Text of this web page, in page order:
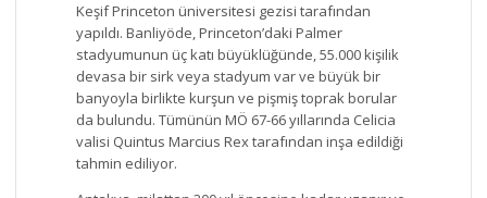
Keşif Princeton üniversitesi gezisi tarafından
yapıldı. Banliyöde, Princeton’daki Palmer
stadyumunun üç katı büyüklüğünde, 55.000 kişilik
devasa bir sirk veya stadyum var ve büyük bir
banyoyla birlikte kurşun ve pişmiş toprak borular
da bulundu. Tümünün MÖ 67-66 yıllarında Celicia
valisi Quintus Marcius Rex tarafından inşa edildiği
tahmin ediliyor.